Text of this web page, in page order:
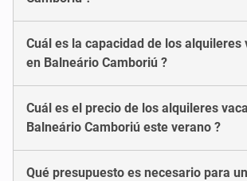
Cuál es la capacidad de los alquileres
en Balneário Camboriú ?
Cuál es el precio de los alquileres
Balneário Camboriú este verano ?
Qué presupuesto es necesario para